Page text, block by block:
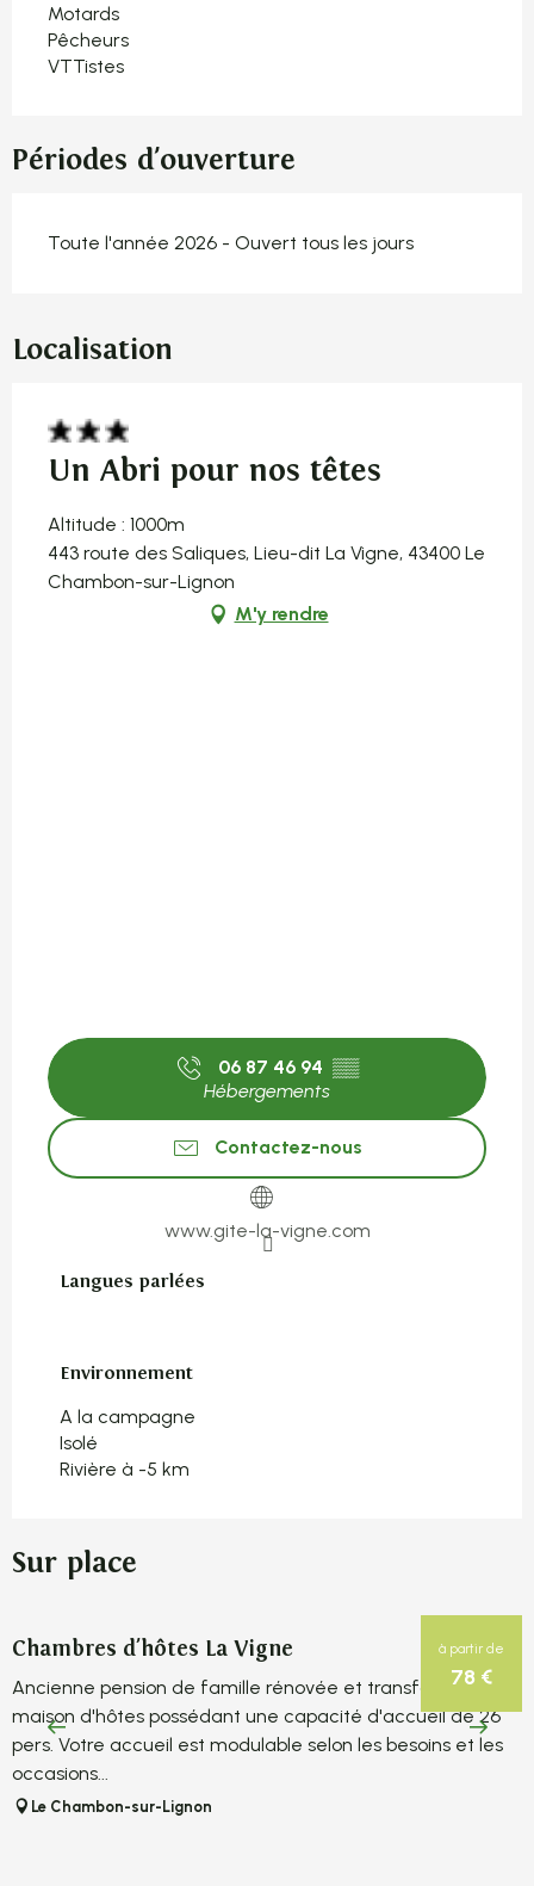
Motards
Pêcheurs
VTTistes
Périodes d'ouverture
Toute l'année 2026 - Ouvert tous les jours
Localisation
Un Abri pour nos têtes
Altitude : 1000m
443 route des Saliques, Lieu-dit La Vigne, 43400 Le
Chambon-sur-Lignon
M'y rendre
06 87 46 94 ▒▒
Hébergements
Contactez-nous
www.gite-la-vigne.com
Langues parlées
Langues parlées
Environnement
Environnement
A la campagne
Isolé
Rivière à -5 km
Sur place
à partir de
78 €
Chambres d'hôtes La Vigne
Ancienne pension de famille rénovée et transformée en
maison d'hôtes possédant une capacité d'accueil de 26
pers. Votre accueil est modulable selon les besoins et les
occasions...
Le Chambon-sur-Lignon